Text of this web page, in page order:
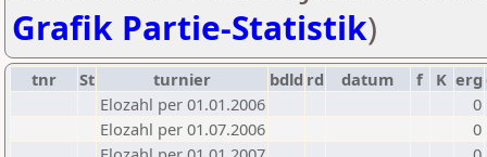
Grafik Partie-Statistik)
tnr St turnier bdld rd datum f K erg
Elozahl per 01.01.2006
0
Elozahl per 01.07.2006
0